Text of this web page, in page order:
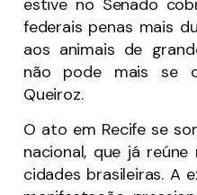
estive no Senado
federais penas mais
aos animais de
não pode mais se
Queiroz.
O ato em Recife se
nacional, que já
cidades brasileiras. A